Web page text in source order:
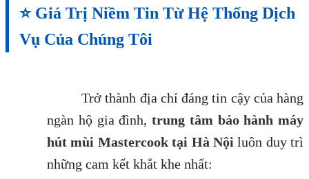
⭐ Giá Trị Niềm Tin Từ Hệ Thống Dịch
Vụ Của Chúng Tôi
Trở thành địa chỉ đáng tin cậy của hàng
ngàn hộ gia đình, trung tâm bảo hành máy
hút mùi Mastercook tại Hà Nội luôn duy trì
những cam kết khắt khe nhất: